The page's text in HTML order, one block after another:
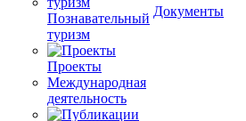
Познавательный
туризм
Проекты
Международная
деятельность
Документы